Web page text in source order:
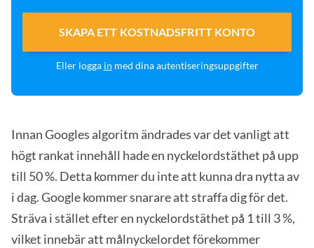
SKAPA ETT KOSTNADSFRITT KONTO
Eller logga in med dina autentiseringsuppgifter
Innan Googles algoritm ändrades var det vanligt att
högt rankat innehåll hade en nyckelordstäthet på upp
till 50 %. Detta kommer du inte att kunna dra nytta av
i dag. Google kommer snarare att straffa dig för det.
Sträva i stället efter en nyckelordstäthet på 1 till 3 %,
vilket innebär att målnyckelordet förekommer